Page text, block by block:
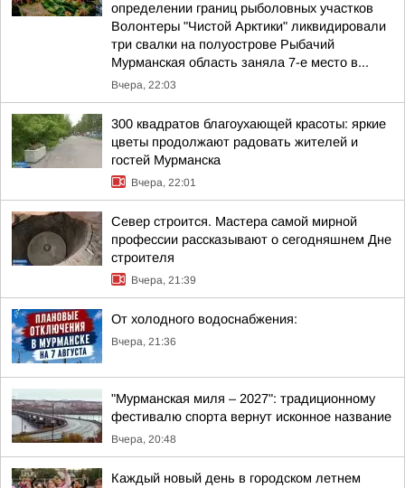
определении границ рыболовных участков
Волонтеры "Чистой Арктики" ликвидировали
три свалки на полуострове Рыбачий
Мурманская область заняла 7-е место в...
Вчера, 22:03
300 квадратов благоухающей красоты: яркие
цветы продолжают радовать жителей и
гостей Мурманска
Вчера, 22:01
Север строится. Мастера самой мирной
профессии рассказывают о сегодняшнем Дне
строителя
Вчера, 21:39
От холодного водоснабжения:
Вчера, 21:36
"Мурманская миля – 2027": традиционному
фестивалю спорта вернут исконное название
Вчера, 20:48
Каждый новый день в городском летнем